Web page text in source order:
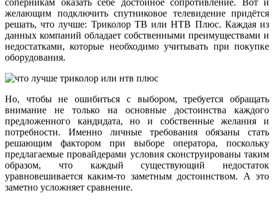
желающим подключить спутниковое телевидение придётся
решать, что лучше: Триколор ТВ или НТВ Плюс. Каждая из
данных компаний обладает собственными преимуществами и
недостатками, которые необходимо учитывать при покупке
оборудования.
Но, чтобы не ошибиться с выбором, требуется обращать
внимание не только на основные достоинства каждого
предложенного кандидата, но и собственные желания и
потребности. Именно личные требования обязаны стать
решающим фактором при выборе оператора, поскольку
предлагаемые провайдерами условия сконструированы таким
образом, что каждый существующий недостаток
уравновешивается каким-то заметным достоинством. А это
заметно усложняет сравнение.